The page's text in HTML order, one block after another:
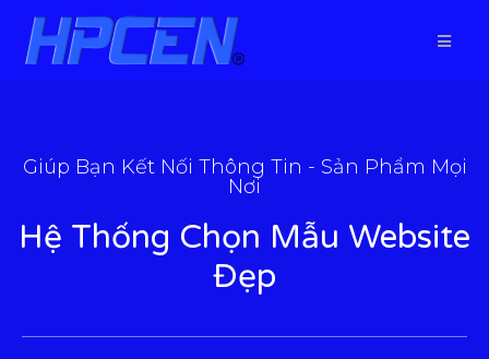
Giúp Bạn Kết Nối Thông Tin - Sản Phẩm Mọi
Nơi
Hệ Thống Chọn Mẫu Website
Đẹp